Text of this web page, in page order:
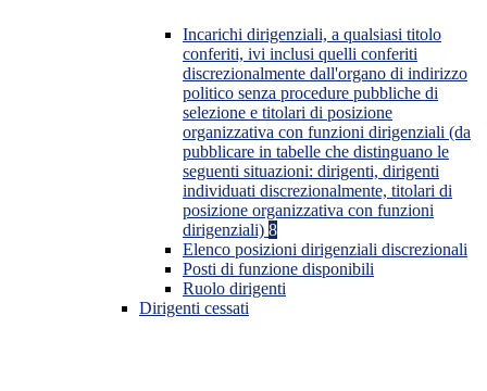
Incarichi dirigenziali, a qualsiasi titolo
conferiti, ivi inclusi quelli conferiti
discrezionalmente dall'organo di indirizzo
politico senza procedure pubbliche di
selezione e titolari di posizione
organizzativa con funzioni dirigenziali (da
pubblicare in tabelle che distinguano le
seguenti situazioni: dirigenti, dirigenti
individuati discrezionalmente, titolari di
posizione organizzativa con funzioni
dirigenziali) 8
Elenco posizioni dirigenziali discrezionali
Posti di funzione disponibili
Ruolo dirigenti
Dirigenti cessati